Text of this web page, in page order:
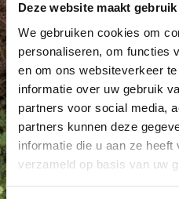
Deze website maakt
We gebruiken cookies om
personaliseren, om functies
en om ons websiteverkeer
informatie over uw gebruik
partners voor social media,
partners kunnen deze
informatie die u aan ze
verzameld op basis van uw